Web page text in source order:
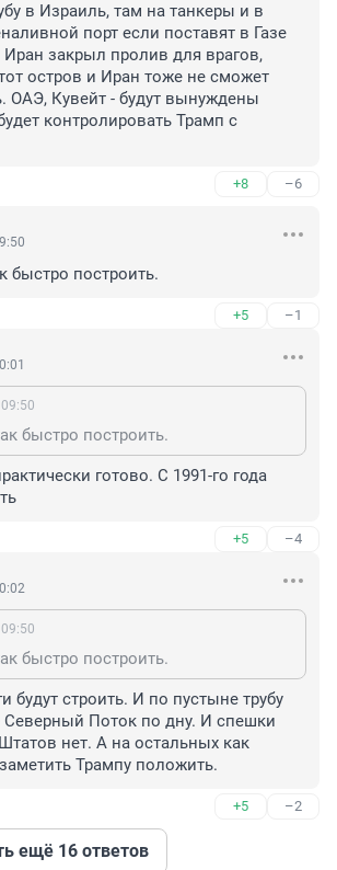
в Израиль, там на танкеры и в
порт если поставят в Газе
Иран закрыл пролив для врагов,
остров и Иран тоже не сможет
ОАЭ, Кувейт - будут вынуждены
контролировать Трамп с
+8 –6
быстро построить.
+5 –1
быстро построить.
готово. С 1991-го года
+5 –4
быстро построить.
будут строить. И по пустыне трубу
Северный Поток по дну. И спешки
нет. А на остальных как
Трампу положить.
+5 –2
ещё 16 ответов